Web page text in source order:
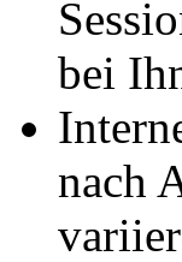
bei
nach